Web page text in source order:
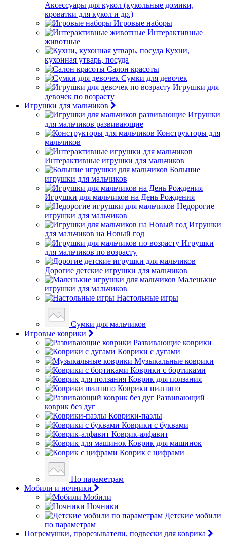
Аксессуары для кукол (кукольные домики,
кроватки для кукол и др.)
Игровые наборы
Интерактивные
животные
Кухни,
кухонная утварь, посуда
Салон красоты
Сумки для девочек
Игрушки для
девочек по возрасту
Игрушки для мальчиков
Игрушки
для мальчиков развивающие
Конструкторы для
мальчиков
Интерактивные игрушки для мальчиков
Большие
игрушки для мальчиков
Игрушки для мальчиков на День Рождения
Недорогие
игрушки для мальчиков
Игрушки
для мальчиков на Новый год
Игрушки
для мальчиков по возрасту
Дорогие детские игрушки для мальчиков
Маленькие
игрушки для мальчиков
Настольные игры
Сумки для мальчиков
Игровые коврики
Развивающие коврики
Коврики с дугами
Музыкальные коврики
Коврики с бортиками
Коврик для ползания
Коврики пианино
Развивающий
коврик без дуг
Коврики-пазлы
Коврики с буквами
Коврик-алфавит
Коврик для машинок
Коврик с цифрами
По параметрам
Мобили и ночники
Мобили
Ночники
Детские мобили
по параметрам
Погремушки, прорезыватели, подвески для коврика